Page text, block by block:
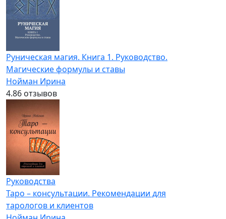
Руническая магия. Книга 1. Руководство.
Магические формулы и ставы
Нойман Ирина
4.86 отзывов
Руководства
Таро – консультации. Рекомендации для
тарологов и клиентов